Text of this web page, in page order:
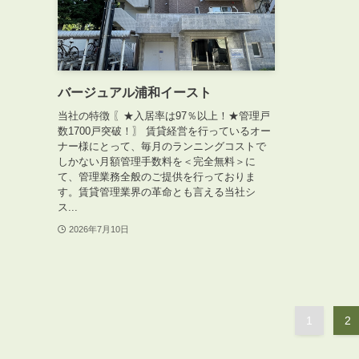
ABOUT私たちについて
会社概要
企業理念
スタッフ紹介
グループ会社紹介
バージュアル浦和イースト
当社の特徴 〖★入居率は97％以上！★管理戸
数1700戸突破！〗 賃貸経営を行っているオー
ナー様にとって、毎月のランニングコストで
しかない月額管理手数料を＜完全無料＞に
て、管理業務全般のご提供を行っておりま
す。賃貸管理業界の革命とも言える当社シ
ス...
2026年7月10日
1 2